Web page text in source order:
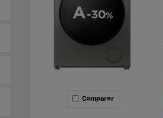
Comparer